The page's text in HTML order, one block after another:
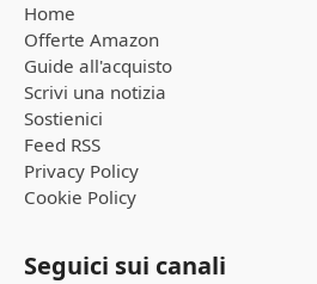
Home
Offerte Amazon
Guide all'acquisto
Scrivi una notizia
Sostienici
Feed RSS
Privacy Policy
Cookie Policy
Seguici sui canali